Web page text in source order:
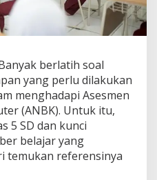
berlatih soal
yang perlu dilakukan
menghadapi Asesmen
(ANBK). Untuk itu,
5 SD dan kunci
belajar yang
temukan referensinya